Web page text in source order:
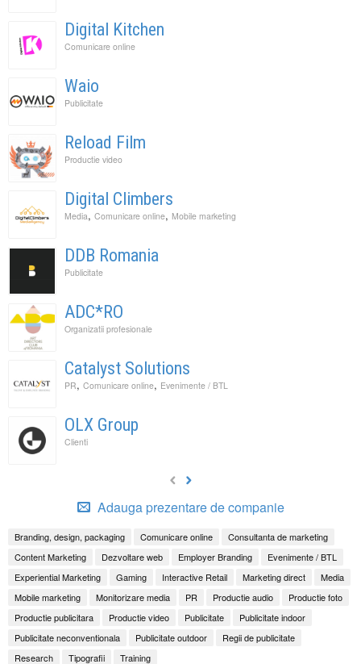
Digital Kitchen
Comunicare online
Waio
Publicitate
Reload Film
Productie video
Digital Climbers
Media, Comunicare online, Mobile marketing
DDB Romania
Publicitate
ADC*RO
Organizatii profesionale
Catalyst Solutions
PR, Comunicare online, Evenimente / BTL
OLX Group
Clienti
Adauga prezentare de companie
Branding, design, packaging Comunicare online
Consultanta de marketing
Content Marketing
Dezvoltare web Employer Branding
Evenimente / BTL
Experiential Marketing
Gaming Interactive Retail Marketing direct
Media
Mobile marketing
Monitorizare media PR Productie audio
Productie foto
Productie publicitara
Productie video Publicitate
Publicitate indoor
Publicitate neconventionala
Publicitate outdoor
Regii de publicitate
Research
Tipografii Training